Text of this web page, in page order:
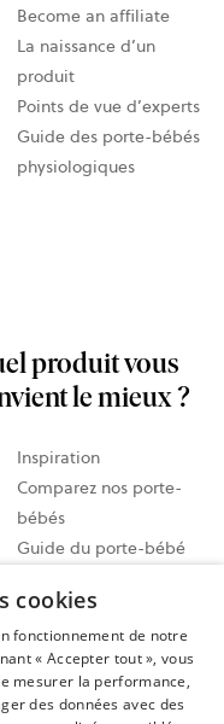
Become an affiliate
La naissance d’un
produit
Points de vue d’experts
Guide des porte-bébés
physiologiques
produit vous
le mieux ?
Inspiration
Comparez nos porte-
bébés
Guide du porte-bébé
sauteurs
Guide vidéo
Partagez vos moments
@babybjorn
cookies
fonctionnement de notre
« Accepter tout », vous
mesurer la performance,
des données avec des